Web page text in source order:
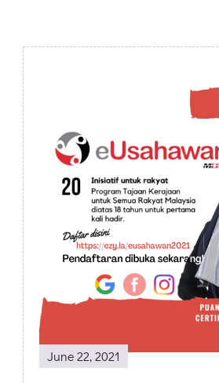
Navigation
June 22, 2021